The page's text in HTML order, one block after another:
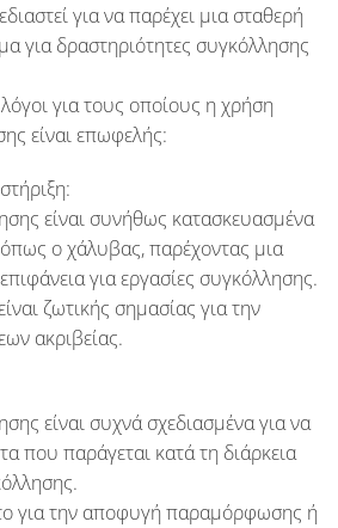
για να παρέχει μια σταθερή
για δραστηριότητες συγκόλλησης
για τους οποίους η χρήση
είναι επωφελής:
είναι συνήθως κατασκευασμένα
ο χάλυβας, παρέχοντας μια
για εργασίες συγκόλλησης.
ζωτικής σημασίας για την
ακριβείας.
είναι συχνά σχεδιασμένα για να
που παράγεται κατά τη διάρκεια
για την αποφυγή παραμόρφωσης ή